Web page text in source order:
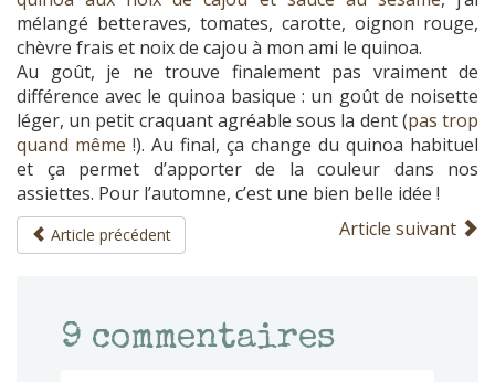
mélangé betteraves, tomates, carotte, oignon rouge,
chèvre frais et noix de cajou à mon ami le quinoa.
Au goût, je ne trouve finalement pas vraiment de
différence avec le quinoa basique : un goût de noisette
léger, un petit craquant agréable sous la dent (pas trop
quand même !). Au final, ça change du quinoa habituel
et ça permet d’apporter de la couleur dans nos
assiettes. Pour l’automne, c’est une bien belle idée !
Article précédent Article suivant
9 commentaires